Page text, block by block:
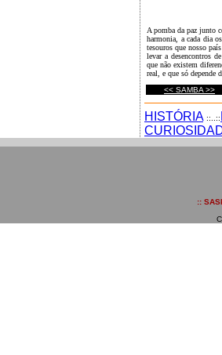
A pomba da paz junto
harmonia, a cada dia
tesouros que nosso
levar a desencontros
que não existem
real, e que só depende
<< SAMBA >>
HISTÓRIA ::..::
::